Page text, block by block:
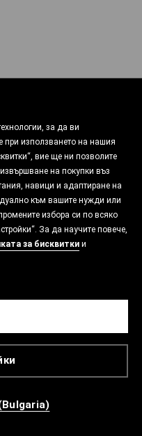
за да ви
при използването на нашия
вие ще ни позволите
на покупки въз
навици и адаптиране на
към вашите нужди или
избора си по всяко
За да научите повече,
за бисквитки и